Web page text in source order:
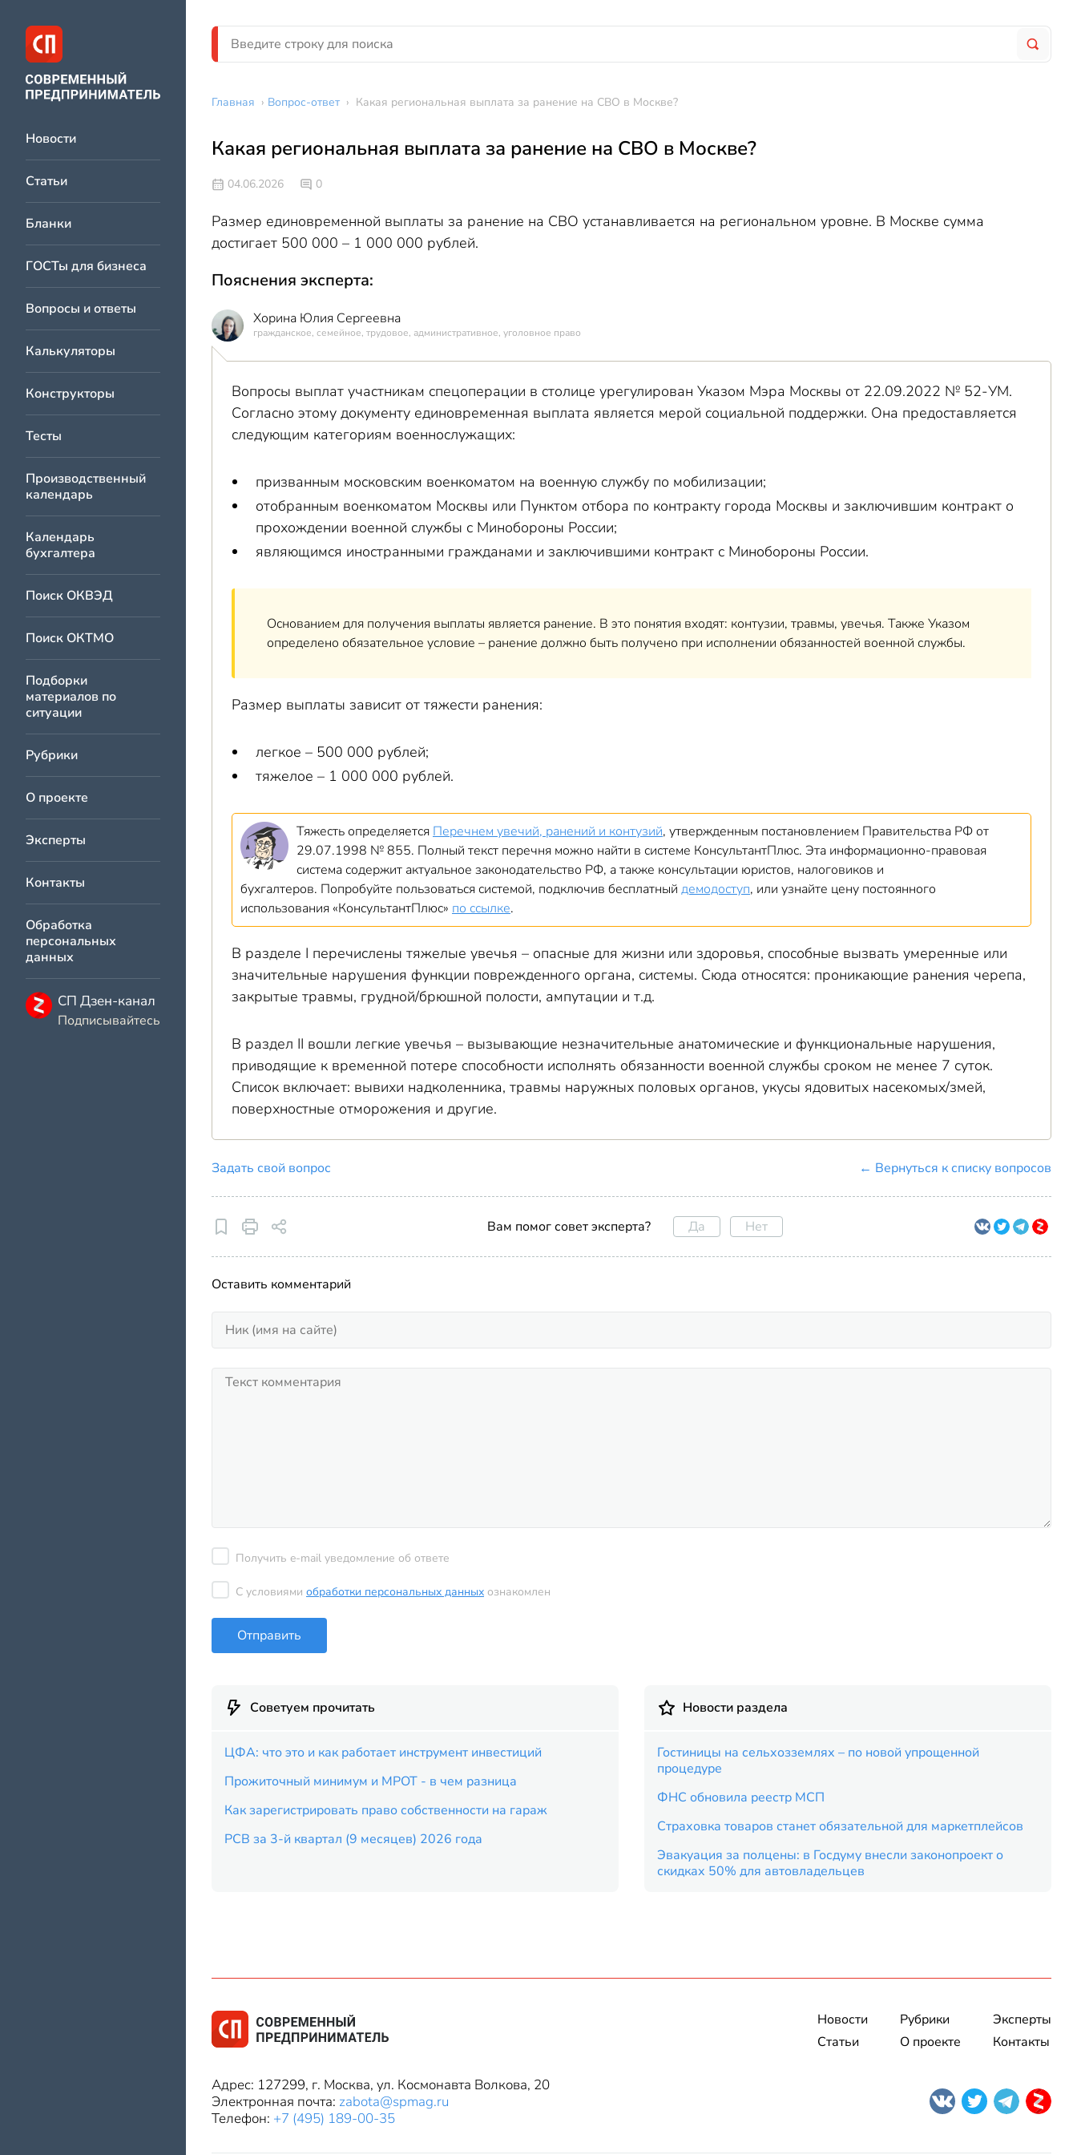
Новости
Статьи
Бланки
ГОСТы для бизнеса
Вопросы и ответы
Калькуляторы
Конструкторы
Тесты
Производственный
календарь
Календарь
бухгалтера
Поиск ОКВЭД
Поиск ОКТМО
Подборки
материалов по
ситуации
Рубрики
О проекте
Эксперты
Контакты
Обработка
персональных
данных
СП Дзен-канал
Подписывайтесь
Главная › Вопрос-ответ › Какая региональная выплата за ранение на СВО в Москве?
Какая региональная выплата за ранение на СВО в Москве?
04.06.2026 0
Размер единовременной выплаты за ранение на СВО устанавливается на региональном уровне. В Москве сумма
достигает 500 000 – 1 000 000 рублей.
Пояснения эксперта:
Хорина Юлия Сергеевна
гражданское, семейное, трудовое, административное, уголовное право
Вопросы выплат участникам спецоперации в столице урегулирован Указом Мэра Москвы от 22.09.2022 № 52-УМ.
Согласно этому документу единовременная выплата является мерой социальной поддержки. Она предоставляется
следующим категориям военнослужащих:
призванным московским военкоматом на военную службу по мобилизации;
отобранным военкоматом Москвы или Пунктом отбора по контракту города Москвы и заключившим контракт о
прохождении военной службы с Минобороны России;
являющимся иностранными гражданами и заключившими контракт с Минобороны России.
Основанием для получения выплаты является ранение. В это понятия входят: контузии, травмы, увечья. Также Указом
определено обязательное условие – ранение должно быть получено при исполнении обязанностей военной службы.
Размер выплаты зависит от тяжести ранения:
легкое – 500 000 рублей;
тяжелое – 1 000 000 рублей.
Тяжесть определяется Перечнем увечий, ранений и контузий, утвержденным постановлением Правительства РФ от
29.07.1998 № 855. Полный текст перечня можно найти в системе КонсультантПлюс. Эта информационно-правовая
система содержит актуальное законодательство РФ, а также консультации юристов, налоговиков и
бухгалтеров. Попробуйте пользоваться системой, подключив бесплатный демодоступ, или узнайте цену постоянного
использования «КонсультантПлюс» по ссылке.
В разделе I перечислены тяжелые увечья – опасные для жизни или здоровья, способные вызвать умеренные или
значительные нарушения функции поврежденного органа, системы. Сюда относятся: проникающие ранения черепа,
закрытые травмы, грудной/брюшной полости, ампутации и т.д.
В раздел II вошли легкие увечья – вызывающие незначительные анатомические и функциональные нарушения,
приводящие к временной потере способности исполнять обязанности военной службы сроком не менее 7 суток.
Список включает: вывихи надколенника, травмы наружных половых органов, укусы ядовитых насекомых/змей,
поверхностные отморожения и другие.
Задать свой вопрос ← Вернуться к списку вопросов
Вам помог совет эксперта? Да Нет
Оставить комментарий
Получить e-mail уведомление об ответе
С условиями обработки персональных данных ознакомлен
Отправить
Советуем прочитать
ЦФА: что это и как работает инструмент инвестиций
Прожиточный минимум и МРОТ - в чем разница
Как зарегистрировать право собственности на гараж
РСВ за 3-й квартал (9 месяцев) 2026 года
Новости раздела
Гостиницы на сельхозземлях – по новой упрощенной
процедуре
ФНС обновила реестр МСП
Страховка товаров станет обязательной для маркетплейсов
Эвакуация за полцены: в Госдуму внесли законопроект о
скидках 50% для автовладельцев
Новости
Статьи
Рубрики
О проекте
Эксперты
Контакты
Адрес: 127299, г. Москва, ул. Космонавта Волкова, 20
Электронная почта: zabota@spmag.ru
Телефон: +7 (495) 189-00-35